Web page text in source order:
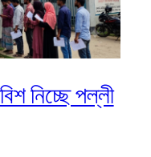
নিচ্ছে পল্লী